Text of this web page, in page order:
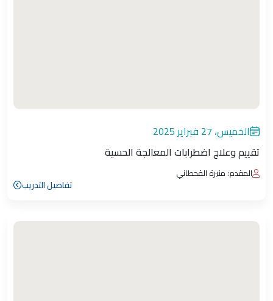
الخميس، 27 فبراير 2025
تقييم وعلاج اضطرابات المعالجة الحسية
المقدم: منيرة القحطاني
تفاصيل التدريب